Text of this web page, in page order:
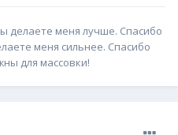
делаете меня лучше. Спасибо
меня сильнее. Спасибо
для массовки!